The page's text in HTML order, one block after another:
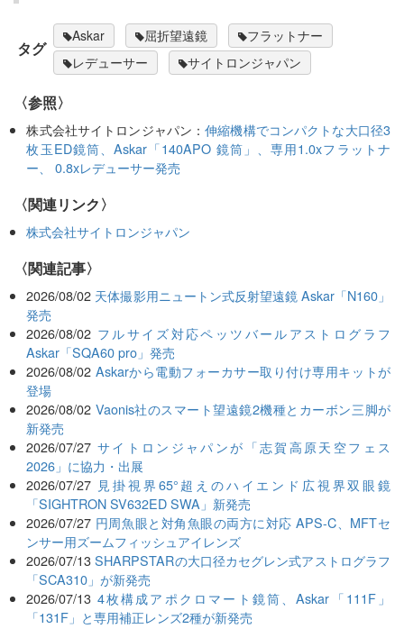
タグ
Askar 屈折望遠鏡
フラットナー
レデューサー
サイトロンジャパン
〈参照〉
株式会社サイトロンジャパン：伸縮機構でコンパクトな大口径3
枚玉ED鏡筒、Askar「140APO 鏡筒」、専用1.0xフラットナ
ー、 0.8xレデューサー発売
〈関連リンク〉
株式会社サイトロンジャパン
関連記事
2026/08/02 天体撮影用ニュートン式反射望遠鏡 Askar「N160」
発売
2026/08/02 フルサイズ対応ペッツバールアストログラフ
Askar「SQA60 pro」発売
2026/08/02 Askarから電動フォーカサー取り付け専用キットが
登場
2026/08/02 Vaonis社のスマート望遠鏡2機種とカーボン三脚が
新発売
2026/07/27 サイトロンジャパンが「志賀高原天空フェス
2026」に協力・出展
2026/07/27 見掛視界65°超えのハイエンド広視界双眼鏡
「SIGHTRON SV632ED SWA」新発売
2026/07/27 円周魚眼と対角魚眼の両方に対応 APS-C、MFTセ
ンサー用ズームフィッシュアイレンズ
2026/07/13 SHARPSTARの大口径カセグレン式アストログラフ
「SCA310」が新発売
2026/07/13 4枚構成アポクロマート鏡筒、Askar「111F」
「131F」と専用補正レンズ2種が新発売